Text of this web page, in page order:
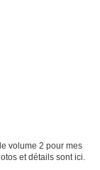
volume 2 pour mes
et détails sont ici.